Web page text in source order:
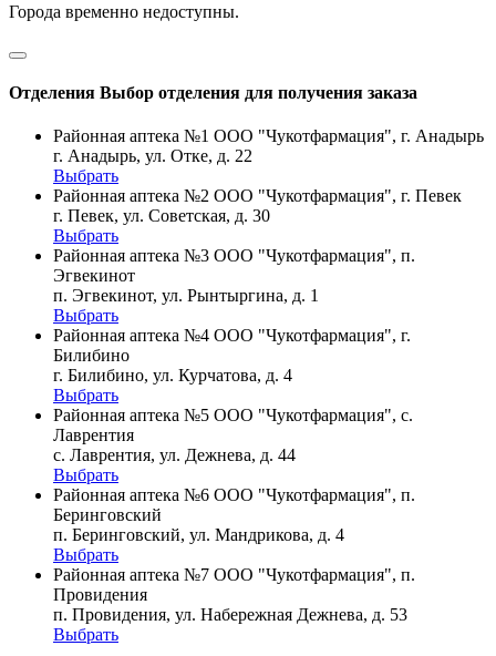
Города временно недоступны.
Отделения Выбор отделения для получения заказа
Районная аптека №1 ООО "Чукотфармация", г. Анадырь
г. Анадырь, ул. Отке, д. 22
Выбрать
Районная аптека №2 ООО "Чукотфармация", г. Певек
г. Певек, ул. Советская, д. 30
Выбрать
Районная аптека №3 ООО "Чукотфармация", п.
Эгвекинот
п. Эгвекинот, ул. Рынтыргина, д. 1
Выбрать
Районная аптека №4 ООО "Чукотфармация", г.
Билибино
г. Билибино, ул. Курчатова, д. 4
Выбрать
Районная аптека №5 ООО "Чукотфармация", с.
Лаврентия
с. Лаврентия, ул. Дежнева, д. 44
Выбрать
Районная аптека №6 ООО "Чукотфармация", п.
Беринговский
п. Беринговский, ул. Мандрикова, д. 4
Выбрать
Районная аптека №7 ООО "Чукотфармация", п.
Провидения
п. Провидения, ул. Набережная Дежнева, д. 53
Выбрать